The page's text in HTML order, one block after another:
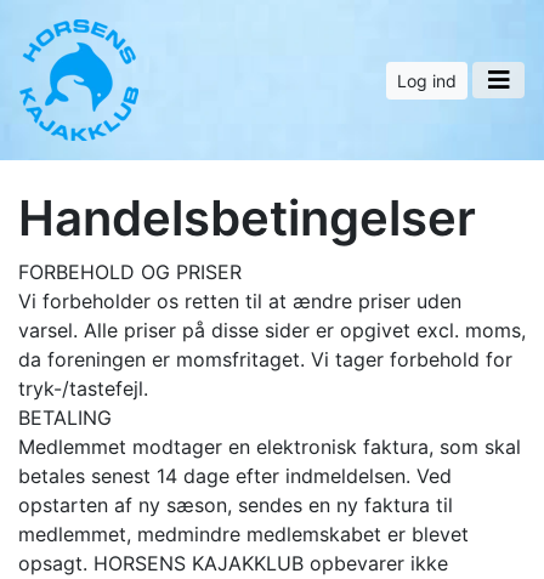
Log ind
Handelsbetingelser
FORBEHOLD OG PRISER
Vi forbeholder os retten til at ændre priser uden
varsel. Alle priser på disse sider er opgivet excl. moms,
da foreningen er momsfritaget. Vi tager forbehold for
tryk-/tastefejl.
BETALING
Medlemmet modtager en elektronisk faktura, som skal
betales senest 14 dage efter indmeldelsen. Ved
opstarten af ny sæson, sendes en ny faktura til
medlemmet, medmindre medlemskabet er blevet
opsagt. HORSENS KAJAKKLUB opbevarer ikke